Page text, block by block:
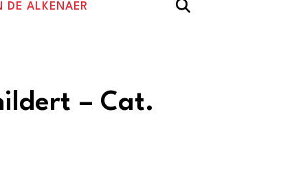
DE ALKENAER
– Cat.